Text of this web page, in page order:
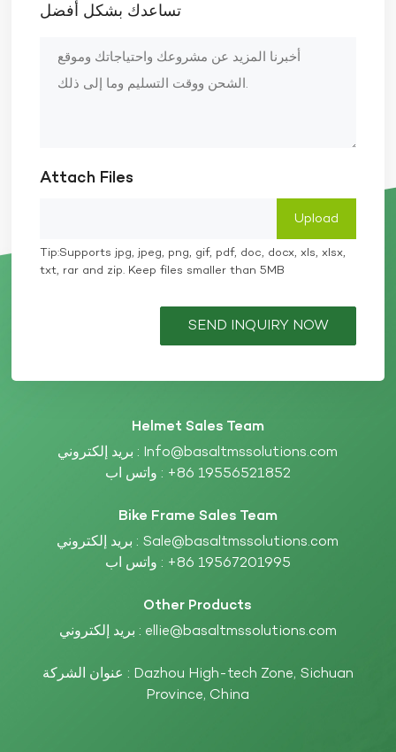
تساعدك بشكل أفضل
Attach Files
Tip:Supports jpg, jpeg, png, gif, pdf, doc, docx, xls, xlsx,
txt, rar and zip. Keep files smaller than 5MB
SEND INQUIRY NOW
Helmet Sales Team
بريد إلكتروني : Info@basaltmssolutions.com
واتس اب : +86 19556521852
Bike Frame Sales Team
بريد إلكتروني : Sale@basaltmssolutions.com
واتس اب : +86 19567201995
Other Products
بريد إلكتروني : ellie@basaltmssolutions.com
عنوان الشركة : Dazhou High-tech Zone, Sichuan
Province, China